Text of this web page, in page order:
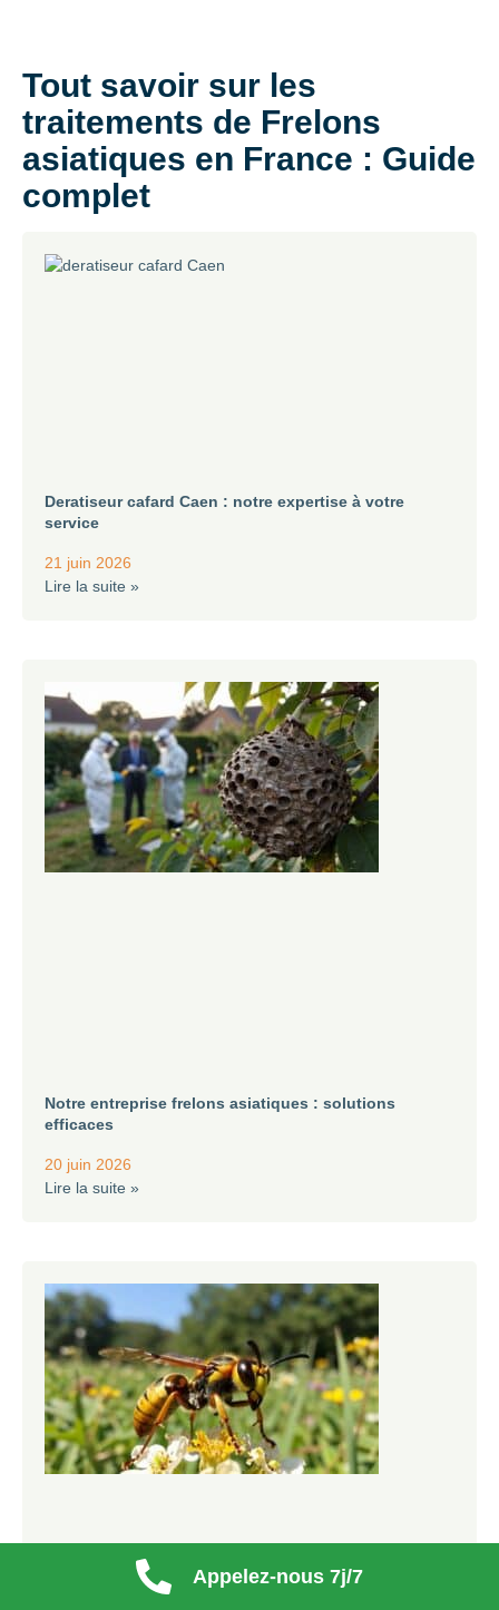
Appelez-nous 7j/7
Tout savoir sur les
traitements de Frelons
asiatiques en France : Guide
complet
Deratiseur cafard Caen : notre expertise à votre
service
21 juin 2026
Lire la suite »
Notre entreprise frelons asiatiques : solutions
efficaces
20 juin 2026
Lire la suite »